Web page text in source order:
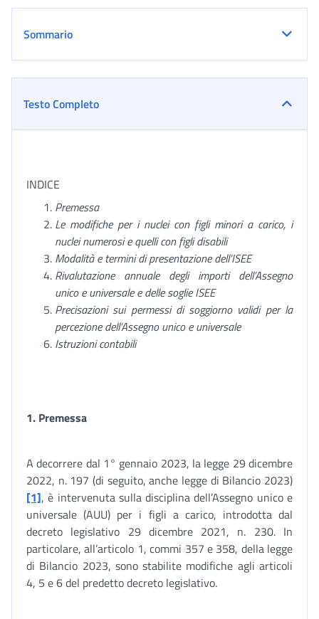
Sommario
Testo Completo
INDICE
Premessa
Le modifiche per i nuclei con figli minori a carico, i
nuclei numerosi e quelli con figli disabili
Modalità e termini di presentazione dell’ISEE
Rivalutazione annuale degli importi dell’Assegno
unico e universale e delle soglie ISEE
Precisazioni sui permessi di soggiorno validi per la
percezione dell’Assegno unico e universale
Istruzioni contabili
1. Premessa
A decorrere dal 1° gennaio 2023, la legge 29 dicembre
2022, n. 197 (di seguito, anche legge di Bilancio 2023)
[1], è intervenuta sulla disciplina dell’Assegno unico e
universale (AUU) per i figli a carico, introdotta dal
decreto legislativo 29 dicembre 2021, n. 230. In
particolare, all’articolo 1, commi 357 e 358, della legge
di Bilancio 2023, sono stabilite modifiche agli articoli
4, 5 e 6 del predetto decreto legislativo.